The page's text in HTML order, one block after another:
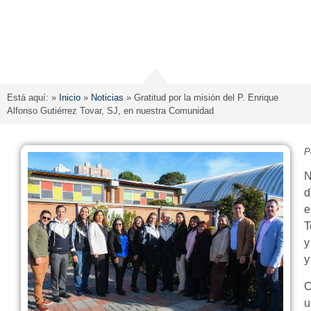
Está aquí: » Inicio » Noticias » Gratitud por la misión del P. Enrique
Alfonso Gutiérrez Tovar, SJ, en nuestra Comunidad